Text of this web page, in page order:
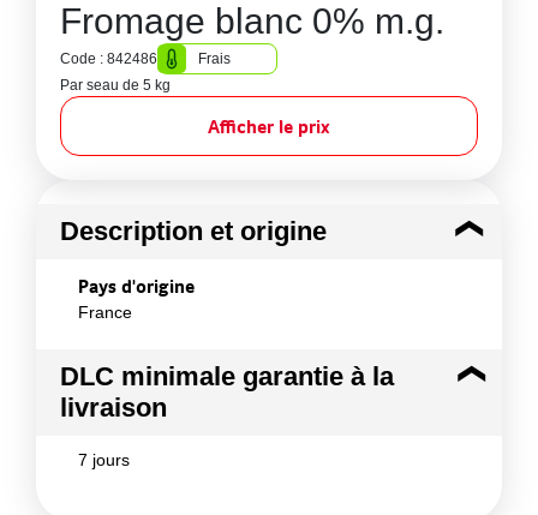
Fromage blanc 0% m.g.
Code : 842486
Frais
Par seau de 5 kg
Afficher le prix
Description et origine
Pays d'origine
France
DLC minimale garantie à la
livraison
7 jours